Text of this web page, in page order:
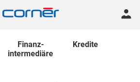
Finanz-
intermediäre
Kredite